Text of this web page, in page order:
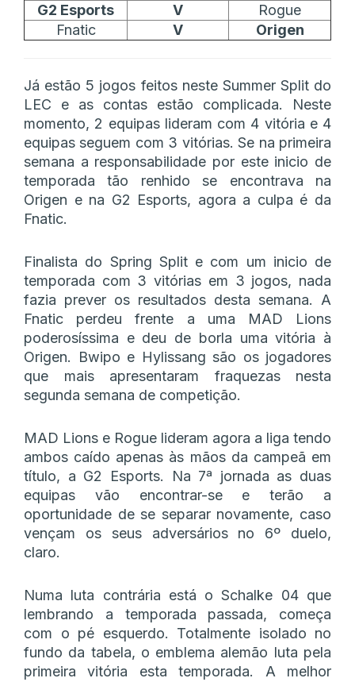
G2 Esports
V
Rogue
Fnatic
V Origen
Já estão 5 jogos feitos neste Summer Split do
LEC e as contas estão complicada. Neste
momento, 2 equipas lideram com 4 vitória e 4
equipas seguem com 3 vitórias. Se na primeira
semana a responsabilidade por este inicio de
temporada tão renhido se encontrava na
Origen e na G2 Esports, agora a culpa é da
Fnatic.
Finalista do Spring Split e com um inicio de
temporada com 3 vitórias em 3 jogos, nada
fazia prever os resultados desta semana. A
Fnatic perdeu frente a uma MAD Lions
poderosíssima e deu de borla uma vitória à
Origen. Bwipo e Hylissang são os jogadores
que mais apresentaram fraquezas nesta
segunda semana de competição.
MAD Lions e Rogue lideram agora a liga tendo
ambos caído apenas às mãos da campeã em
título, a G2 Esports. Na 7ª jornada as duas
equipas vão encontrar-se e terão a
oportunidade de se separar novamente, caso
vençam os seus adversários no 6º duelo,
claro.
Numa luta contrária está o Schalke 04 que
lembrando a temporada passada, começa
com o pé esquerdo. Totalmente isolado no
fundo da tabela, o emblema alemão luta pela
primeira vitória esta temporada. A melhor